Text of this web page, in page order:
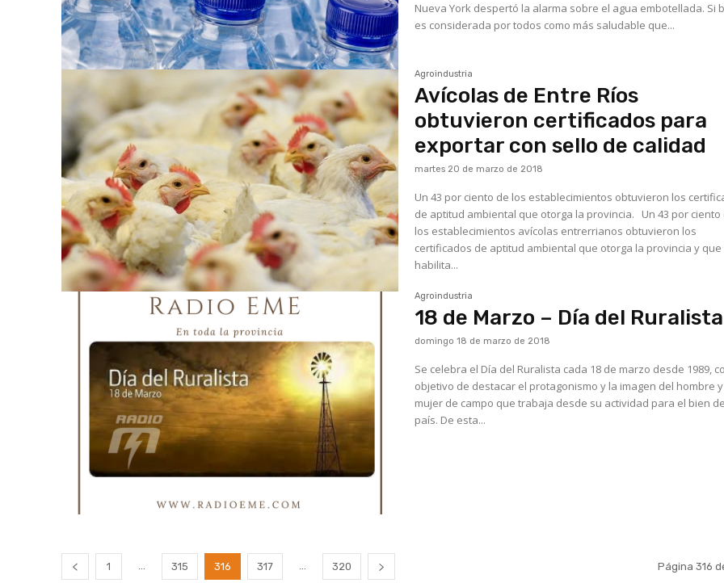
Nueva York despertó la alarma sobre el agua embotellada. Si bien
es considerada por todos como más saludable que...
Agroindustria
Avícolas de Entre Ríos
obtuvieron certificados para
exportar con sello de calidad
martes 20 de marzo de 2018
Un 43 por ciento de los establecimientos obtuvieron los
de aptitud ambiental que otorga la provincia. Un 43 por ciento de
los establecimientos avícolas entrerrianos obtuvieron los
certificados de aptitud ambiental que otorga la provincia y que
habilita...
Agroindustria
18 de Marzo – Día del Ruralista
domingo 18 de marzo de 2018
Se celebra el Día del Ruralista cada 18 de marzo desde 1989,
objetivo de destacar el protagonismo y la imagen del hombre y
mujer de campo que trabaja desde su actividad para el bien
país. De esta...
1 315 316 317 320 Página 316